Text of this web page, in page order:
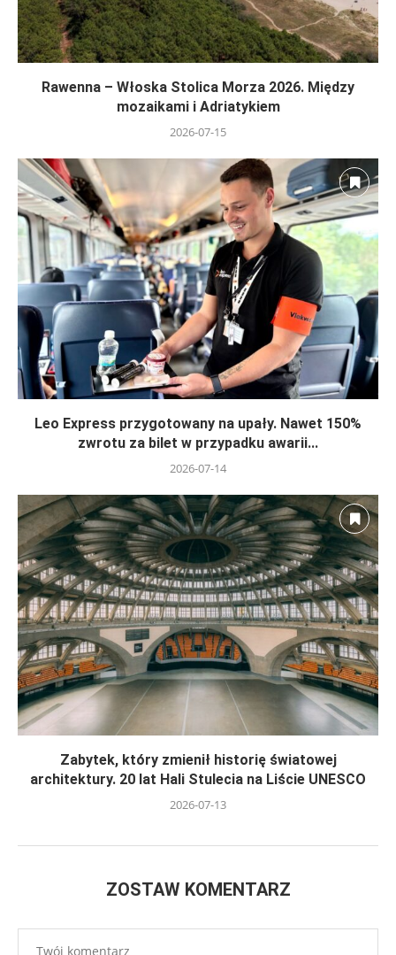
Rawenna – Włoska Stolica Morza 2026. Między
mozaikami i Adriatykiem
2026-07-15
Leo Express przygotowany na upały. Nawet 150%
zwrotu za bilet w przypadku awarii...
2026-07-14
Zabytek, który zmienił historię światowej
architektury. 20 lat Hali Stulecia na Liście UNESCO
2026-07-13
ZOSTAW KOMENTARZ